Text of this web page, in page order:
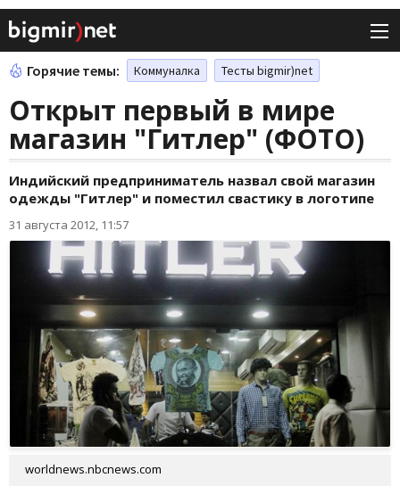
Горячие темы: Коммуналка Тесты bigmir)net
Открыт первый в мире
магазин "Гитлер" (ФОТО)
Индийский предприниматель назвал свой магазин
одежды "Гитлер" и поместил свастику в логотипе
31 августа 2012, 11:57
worldnews.nbcnews.com